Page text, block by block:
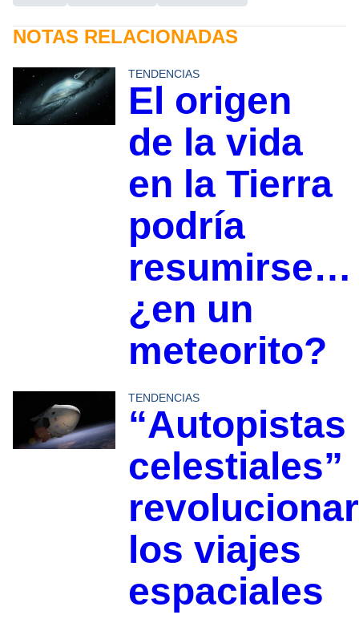
NOTAS RELACIONADAS
TENDENCIAS
El origen
de la vida
en la Tierra
podría
resumirse…
¿en un
meteorito?
TENDENCIAS
“Autopistas
celestiales”
los viajes
espaciales